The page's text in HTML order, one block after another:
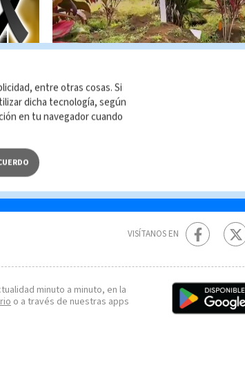
Entierro judicial: cuerpos
sin reclamar en la
morgue serán sepultados
VISÍTANOS EN
minuto a minuto, en la
o a través de nuestras apps
entre otras cosas. Si
dicha tecnología, según
en tu navegador cuando